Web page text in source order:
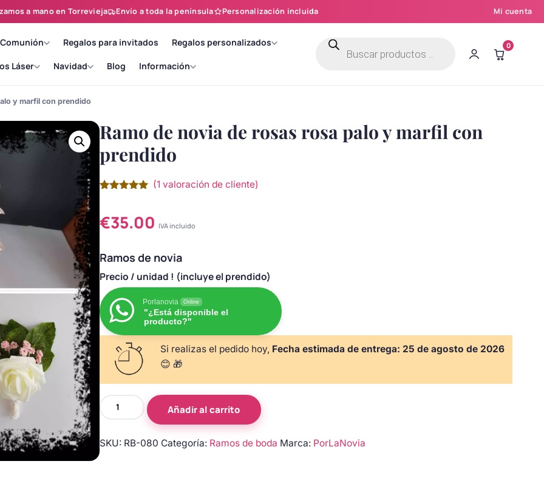
a mano en Torrevieja Envío a toda la península Personalización incluida Mi cuenta
Regalos para invitados Regalos personalizados
Láser Navidad Blog Información
Búsqueda
productos
0
y marfil con prendido
Ramo de novia de rosas rosa palo y marfil con
prendido
5 en base
avaloración
(1 valoración de cliente)
€35.00 IVA incluido
Ramos de novia
Precio / unidad ! (incluye el prendido)
Porlanovia Online
"¿Está disponible el
producto?"
Si realizas el pedido hoy, Fecha estimada de entrega: 25 de agosto de 2026
😊 🎁
Ramo
de
Añadir al carrito
SKU: RB-080 Categoría: Ramos de boda Marca: PorLaNovia